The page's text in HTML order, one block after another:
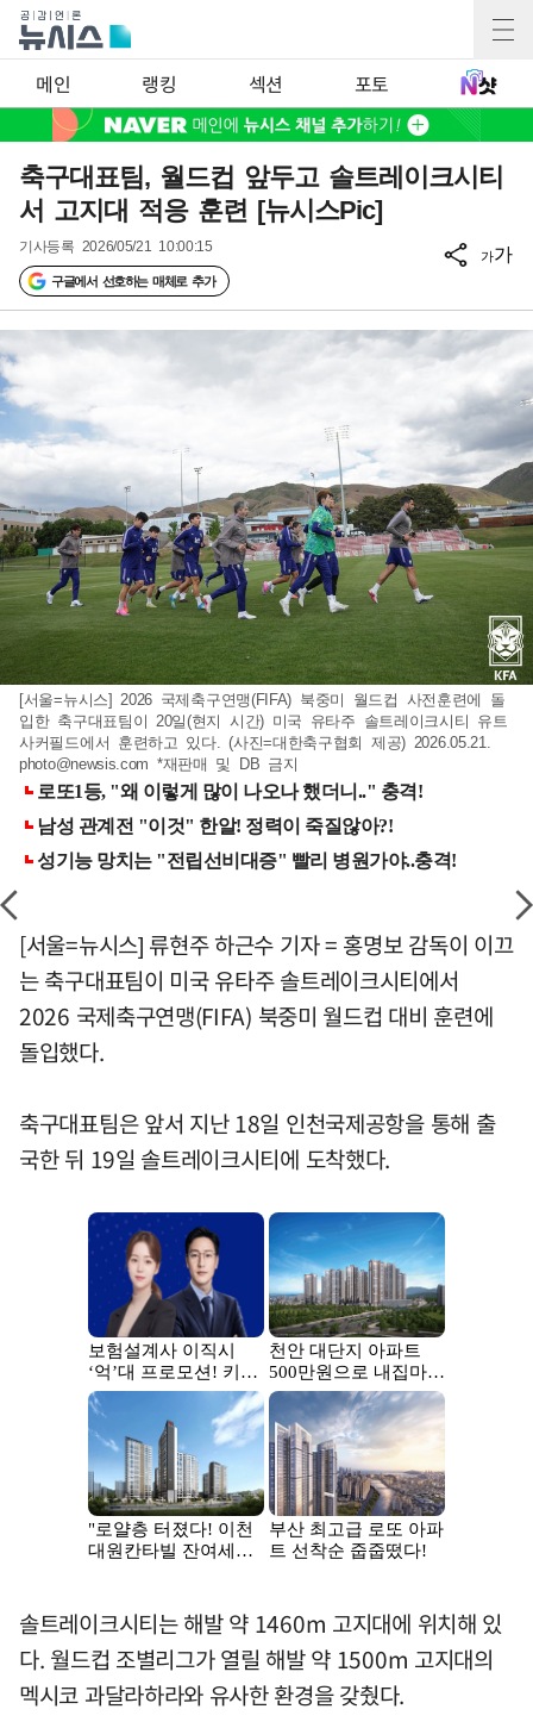
메인 랭킹 섹션 포토
축구대표팀, 월드컵 앞두고 솔트레이크시티
서 고지대 적응 훈련 [뉴시스Pic]
기사등록 2026/05/21 10:00:15
구글에서 선호하는 매체로 추가
가가
[서울=뉴시스] 2026 국제축구연맹(FIFA) 북중미 월드컵 사전훈련에 돌
입한 축구대표팀이 20일(현지 시간) 미국 유타주 솔트레이크시티 유트
사커필드에서 훈련하고 있다. (사진=대한축구협회 제공) 2026.05.21.
photo@newsis.com *재판매 및 DB 금지
[서울=뉴시스] 류현주 하근수 기자 = 홍명보 감독이 이끄
는 축구대표팀이 미국 유타주 솔트레이크시티에서
2026 국제축구연맹(FIFA) 북중미 월드컵 대비 훈련에
돌입했다.
축구대표팀은 앞서 지난 18일 인천국제공항을 통해 출
국한 뒤 19일 솔트레이크시티에 도착했다.
솔트레이크시티는 해발 약 1460m 고지대에 위치해 있
다. 월드컵 조별리그가 열릴 해발 약 1500m 고지대의
멕시코 과달라하라와 유사한 환경을 갖췄다.